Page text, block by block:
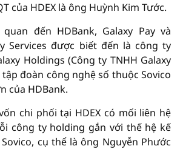
của HDEX là ông Huỳnh Kim Tước.
đến HDBank, Galaxy Pay và
Services được biết đến là công ty
Holdings (Công ty TNHH Galaxy
đoàn công nghệ số thuộc Sovico
của HDBank.
chi phối tại HDEX có mối liên hệ
công ty holding gắn với thế hệ kế
cụ thể là ông Nguyễn Phước